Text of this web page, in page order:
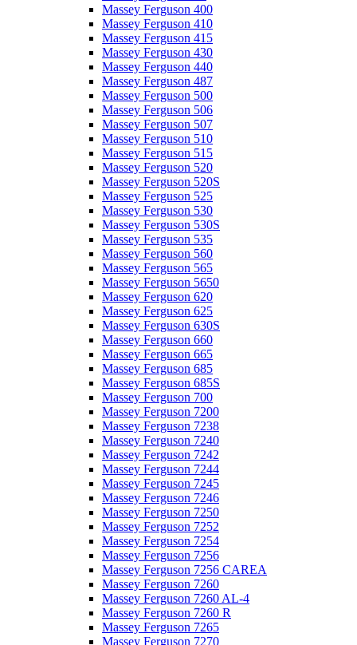
Massey Ferguson 400
Massey Ferguson 410
Massey Ferguson 415
Massey Ferguson 430
Massey Ferguson 440
Massey Ferguson 487
Massey Ferguson 500
Massey Ferguson 506
Massey Ferguson 507
Massey Ferguson 510
Massey Ferguson 515
Massey Ferguson 520
Massey Ferguson 520S
Massey Ferguson 525
Massey Ferguson 530
Massey Ferguson 530S
Massey Ferguson 535
Massey Ferguson 560
Massey Ferguson 565
Massey Ferguson 5650
Massey Ferguson 620
Massey Ferguson 625
Massey Ferguson 630S
Massey Ferguson 660
Massey Ferguson 665
Massey Ferguson 685
Massey Ferguson 685S
Massey Ferguson 700
Massey Ferguson 7200
Massey Ferguson 7238
Massey Ferguson 7240
Massey Ferguson 7242
Massey Ferguson 7244
Massey Ferguson 7245
Massey Ferguson 7246
Massey Ferguson 7250
Massey Ferguson 7252
Massey Ferguson 7254
Massey Ferguson 7256
Massey Ferguson 7256 CAREA
Massey Ferguson 7260
Massey Ferguson 7260 AL-4
Massey Ferguson 7260 R
Massey Ferguson 7265
Massey Ferguson 7270